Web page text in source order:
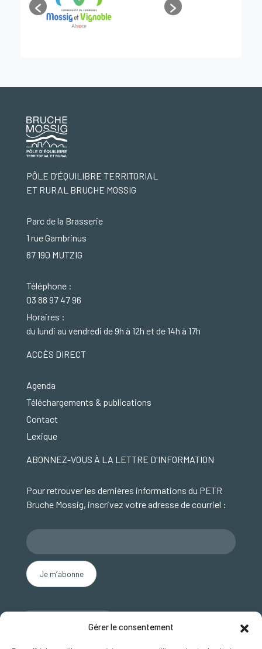
Gérer le consentement
PÔLE D’ÉQUILIBRE TERRITORIAL
ET RURAL BRUCHE MOSSIG
Parc de la Brasserie
1 rue Gambrinus
67 190 MUTZIG
Téléphone :
03 88 97 47 96
Horaires :
du lundi au vendredi de 9h à 12h et de 14h à 17h
ACCÈS DIRECT
Agenda
Téléchargements & publications
Contact
Lexique
ABONNEZ-VOUS À LA LETTRE D'INFORMATION
Pour retrouver les dernières informations du PETR
Bruche Mossig, inscrivez votre adresse de courriel :
Nous contacter